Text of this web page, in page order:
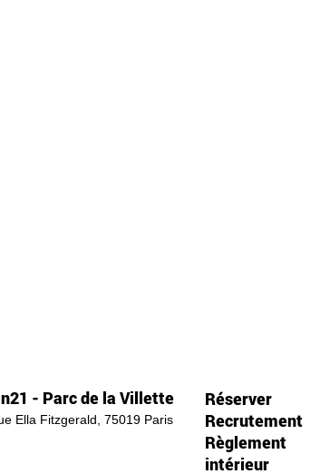
- Parc de la Villette
Ella Fitzgerald, 75019 Paris
Réserver
Recrutement
Règlement
intérieur